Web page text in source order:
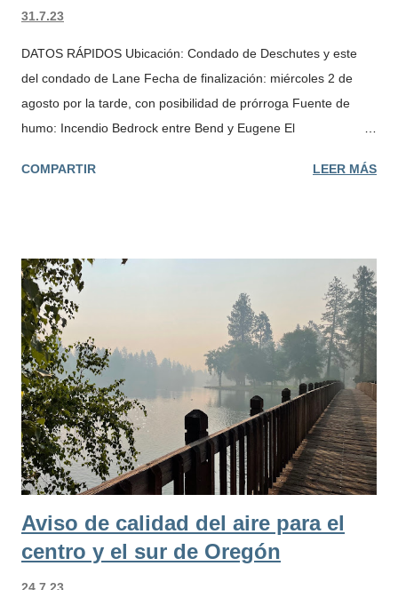
31.7.23
DATOS RÁPIDOS Ubicación: Condado de Deschutes y este
del condado de Lane Fecha de finalización: miércoles 2 de
agosto por la tarde, con posibilidad de prórroga Fuente de
humo: Incendio Bedrock entre Bend y Eugene El
Regional de Protección del Aire de Lane emitieron un aviso de
Eugene. Usted puede verificar las horas en donde el humo
puede mejorar o empeorar en las diferentes áreas de Oregón
Central en el Pronosticador de Humo de la Programa
Interagencial de Calidad de Aire de Incendios de Estados
Unidos. DEQ también está monitoreando el humo intermitente
en el sur de Oregón debido al Flat Fire entre Grants Pass y
Gold Beach. DEQ y LRAPA esperan humo intermitente en las
siguientes áreas al menos hasta el miércoles por la tarde:
Condado de Deschute...
COMPARTIR LEER MÁS
Aviso de calidad del aire para el
centro y el sur de Oregón